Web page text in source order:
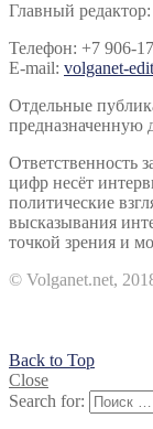
Главный
Телефон: +7 906-
E-mail: volganet-
Отдельные
предназначенную
Ответственность
цифр несёт
политические
высказывания
точкой зрения и
© Volganet.net,
Back to Top
Close
Search for: